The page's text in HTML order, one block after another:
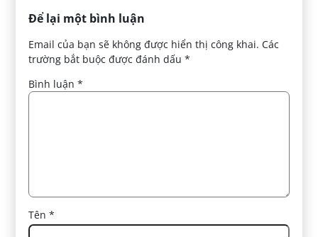
Để lại một bình luận
Email của bạn sẽ không được hiển thị công khai. Các
trường bắt buộc được đánh dấu*
Bình luận*
Tên*